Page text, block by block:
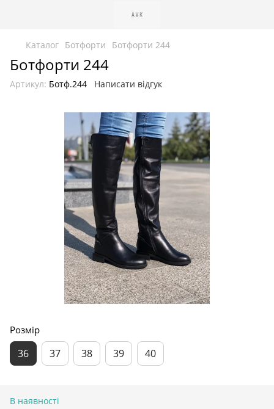
Каталог Ботфорти Ботфорти 244
Ботфорти 244
Артикул: Ботф.244 Написати відгук
Розмір
36 37 38 39 40
В наявності